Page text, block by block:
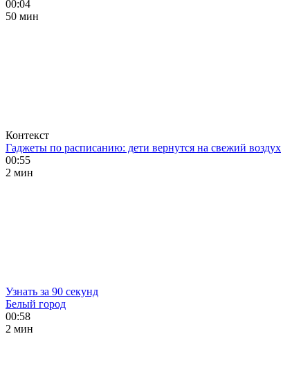
00:04
50 мин
Контекст
Гаджеты по расписанию: дети вернутся на свежий воздух
00:55
2 мин
Узнать за 90 секунд
Белый город
00:58
2 мин